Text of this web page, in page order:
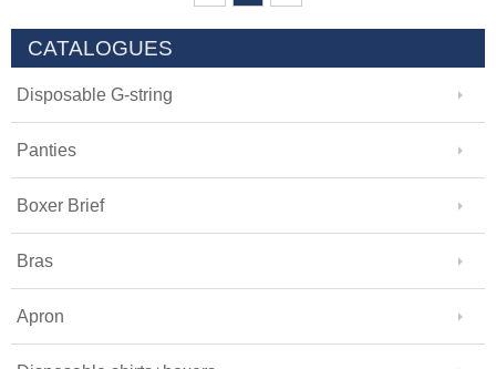
CATALOGUES
Disposable G-string
Panties
Boxer Brief
Bras
Apron